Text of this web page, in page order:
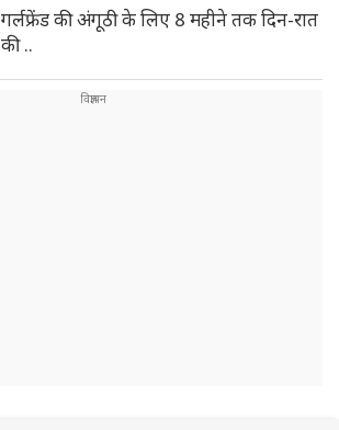
गर्लफ्रेंड की अंगूठी के लिए 8 महीने तक दिन-रात
की ..